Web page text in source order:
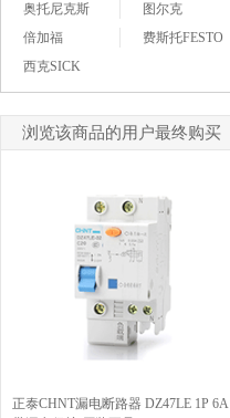
奥托尼克斯
图尔克
倍加福
费斯托FESTO
西克SICK
浏览该商品的用户最终购买
正泰CHNT漏电断路器 DZ47LE 1P 6A